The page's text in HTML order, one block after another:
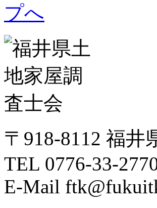
〒918-8112 福井
TEL 0776-33-
E-Mail